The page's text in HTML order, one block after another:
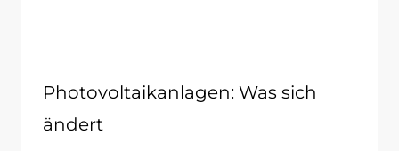
Photovoltaikanlagen: Was sich
ändert